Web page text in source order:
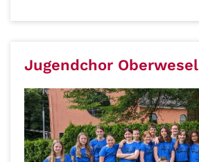
Jugendchor Oberwesel